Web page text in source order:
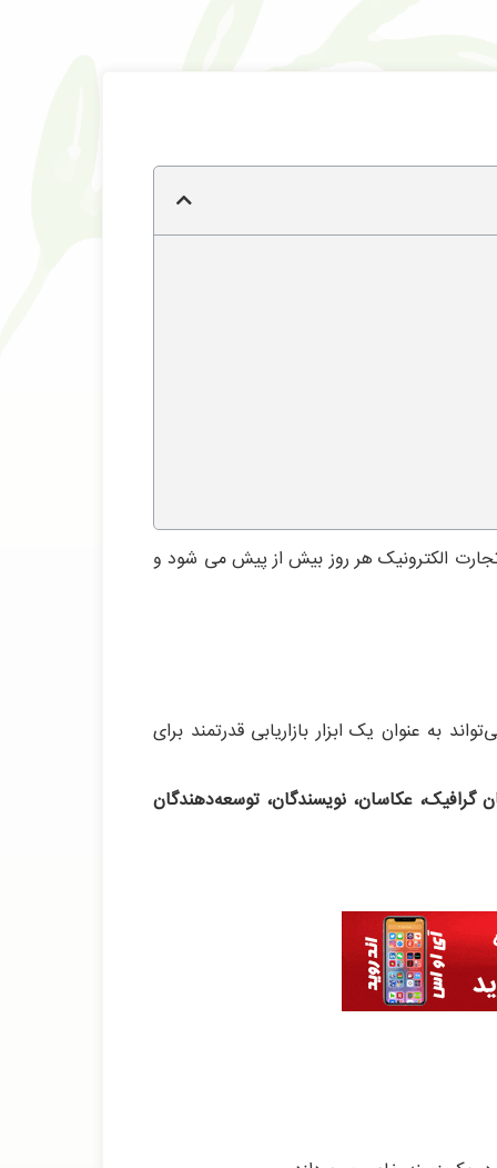
الکترونیک هر روز بیش از پیش می شود و
به عنوان یک ابزار بازاریابی قدرتمند برای
گرافیک، عکاسان، نویسندگان، توسعه‌دهندگان